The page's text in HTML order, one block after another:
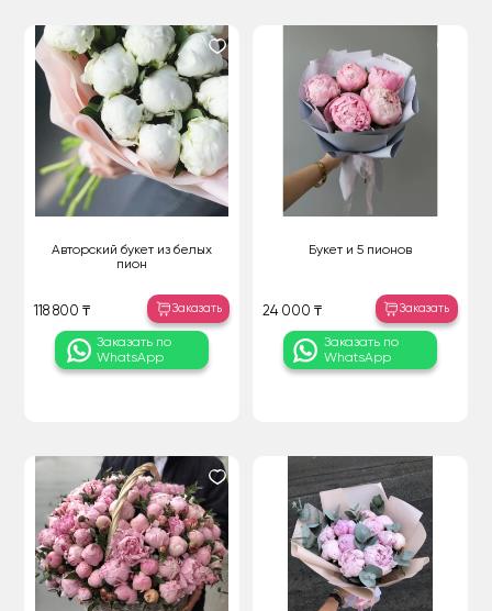
Авторский букет из белых
пион
118 800 ₸ Заказать
Заказать по
WhatsApp
Букет и 5 пионов
24 000 ₸ Заказать
Заказать по
WhatsApp